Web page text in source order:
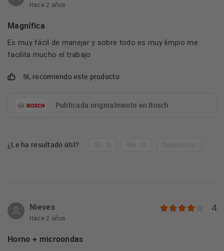
Hace 2 años
Magnífica
Es muy fácil de manejar y sobre todo es muy limpio me
facilita mucho el trabajo
Sí, recomiendo este producto
Publicada originalmente en Bosch
¿Le ha resultado útil?
Nieves
Hace 2 años
4
Horno + microondas